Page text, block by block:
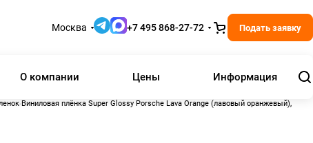
Москва +7 495 868-27-72 Подать заявку
О компании Цены Информация
Виниловая плёнка Super Glossy Porsche Lava Orange (лавовый оранжевый),